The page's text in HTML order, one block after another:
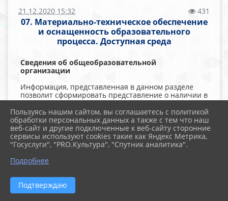
21.12.2020 15:32 431
07. Материально-техническое обеспечение
и оснащенность образовательного
процесса. Доступная среда
Сведения об общеобразовательной
организации
Информация, представленная в данном разделе
позволит сформировать представление о наличии в
МАОУ "СОШ №43 г.Челябинска" средств обучения и
воспитания (оборудованных учебных кабинетов,
объектов для проведения практических занятий,
объектов спорта, библиотеки и медицинского
кабинета):
Обучение проходит по адресу: 454087, г. Челябинск,
ул. Короленко, 16
Материально-техническое и учебно-
методическое обеспечение ФГОС НОО
Материально-техническое и учебно-
Пользуясь нашим сайтом, вы соглашаетесь с политикой
обработки персональных данных а также с тем что наш
веб-сайт и другие подключенные к веб-сайту сторонние
сервисы используют cookies такие как Яндекс Метрика,
"Госуслуги", "PRO.Культура", "Спутник аналитика".
Подробнее
Подтверждаю